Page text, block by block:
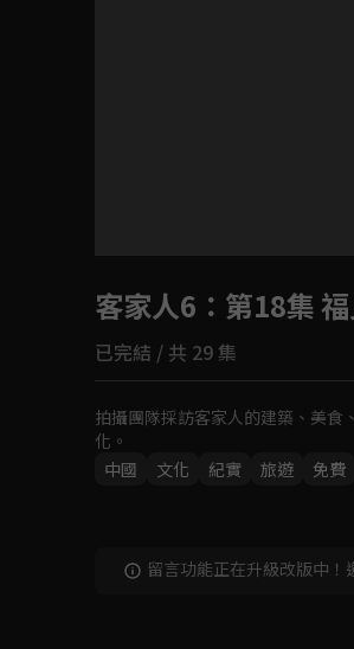
如有不便請見諒
客家人6 ：第18集
已完結 / 共 29 集
拍攝團隊採訪客家人的建築、美食
化。
中國
文化 紀實 旅遊 免費
留言功能正在升級改版中！